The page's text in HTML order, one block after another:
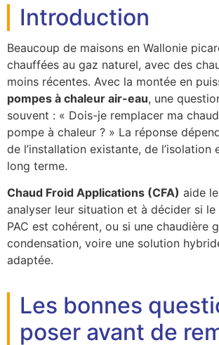
Introduction
Beaucoup de maisons en Wallonie
chauffées au gaz naturel, avec des
moins récentes. Avec la montée en
pompes à chaleur air-eau, une
souvent : « Dois-je remplacer ma
pompe à chaleur ? » La réponse
de l’installation existante, de l’isolation
long terme.
Chaud Froid Applications (CFA) aide
analyser leur situation et à décider si le
PAC est cohérent, ou si une chaudière
condensation, voire une solution
adaptée.
Les bonnes
poser avant de